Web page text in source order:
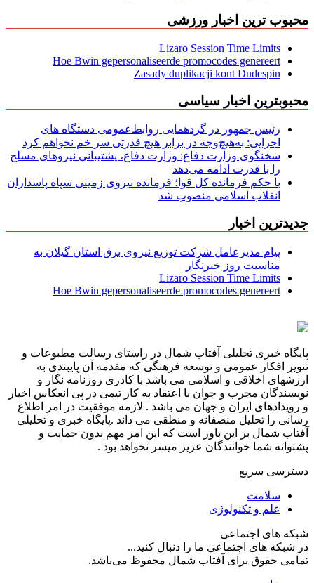
محبوب ترین اخبار ورزشی
Lizaro Session Time Limits
Hoe Bwin gepersonaliseerde promocodes genereert
Zasady duplikacji kont Dudespin
محبوبترین اخبار سیاسی
رئیس جمهور در گردهمایی روابط‌عمومی دستگاه های
اجرایی: به‌هیچ‌وجه در برابر هیچ قدرتی سر خم نخواهم کرد
سخنگوی وزارت دفاع: وزارت دفاع، پشتیبانی نیرو‌های مسلح
را با قدرت ادامه می‌دهد
با حکم فرمانده کل قوا؛ فرمانده نیروی زمینی سپاه پاسداران
انقلاب اسلامی منصوب شد
جدیدترین اخبار
پیام مدیرعامل شركت توزیع نیروی برق استان گیلان به
مناسبت روز خبرنگار ‌
Lizaro Session Time Limits
Hoe Bwin gepersonaliseerde promocodes genereert
پایگاه خبری تحلیلی آفتاب شمال در راستای رسالت مطبوعات و
تنویر افکار عمومی و توسعه فرهنگی که مقدمه آن پایبندی به
ارزشهای اخلاقی و اسلامی می باشد با کادری روزنامه نگار و
نویسندگان مجرب و جوان با اعتقاد به کار تیمی در پی انعکاس اخبار
و رویدادهای ایران و جهان می باشد . لازمه موفقیت در امر اطلاع
رسانی را تحلیل منصفانه و منطقی می داند .پایگاه خبری و تحلیلی
آفتاب شمال بر این باور است که این امر مهم بدون حمایت و
پشتوانه شما خوانندگان عزیز میسر نخواهد بود .
دسترسی سریع
سلامت
علم و تکنولوژی
شبکه های اجتماعی
در شبکه های اجتماعی ما را دنبال کنید...
تمامی حقوق برای آفتاب شمال محفوظ می‌باشد.